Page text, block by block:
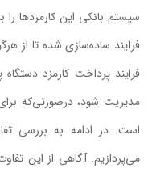
سیستم بانکی این کارمزدها
فرآیند ساده‌سازی شده تا از
فرایند پرداخت کارمزد
مدیریت شود، درصورتی‌که
است. در ادامه به بررسی
می‌پردازیم. آگاهی از این